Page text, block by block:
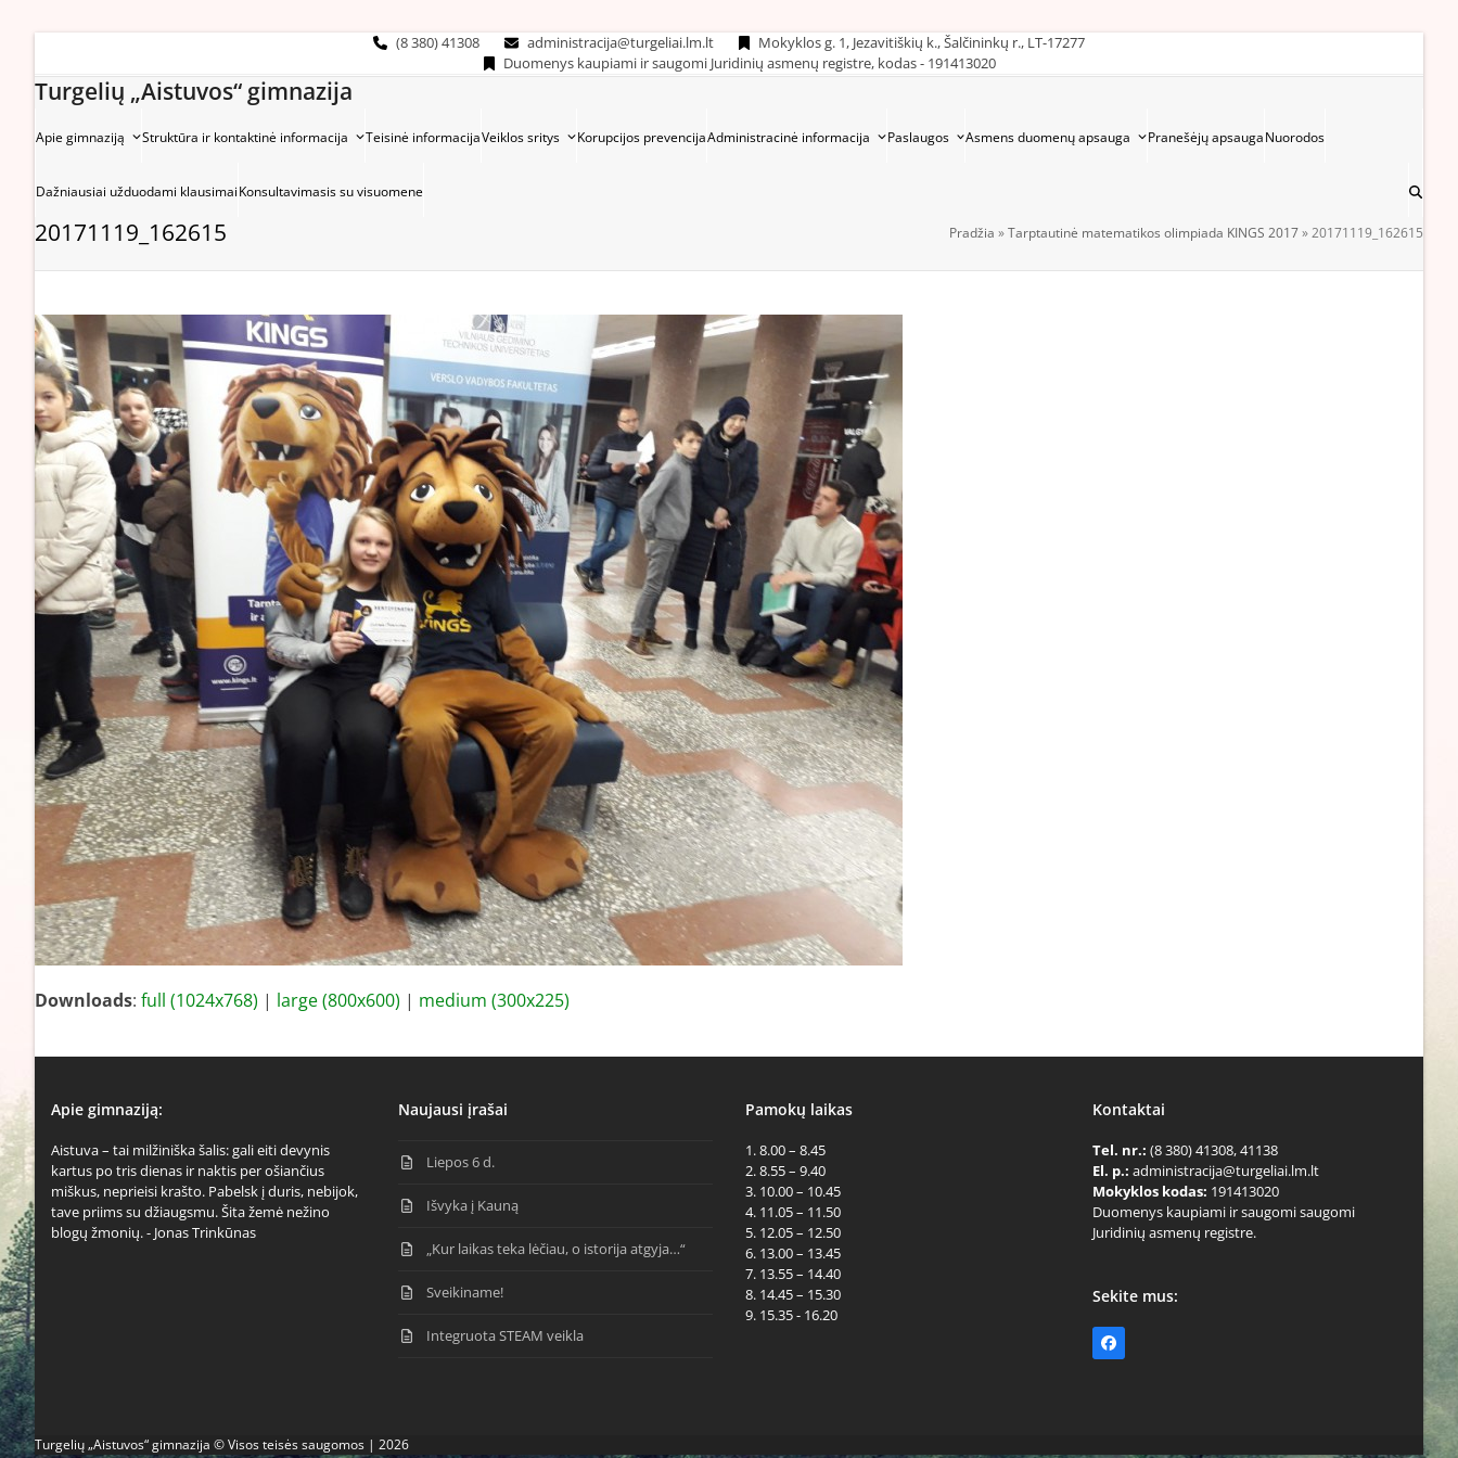
(8 380) 41308 administracija@turgeliai.lm.lt
Mokyklos g. 1, Jezavitiškių k., Šalčininkų r., LT-17277
Duomenys kaupiami ir saugomi Juridinių asmenų registre, kodas - 191413020
Turgelių „Aistuvos“ gimnazija
Apie gimnaziją Struktūra ir kontaktinė informacija Teisinė informacijaVeiklos sritys Korupcijos prevencijaAdministracinė informacija Paslaugos Asmens duomenų apsauga Pranešėjų apsaugaNuorodos
Dažniausiai užduodami klausimaiKonsultavimasis su visuomene
20171119_162615 Pradžia »Tarptautinė matematikos olimpiada KINGS 2017»20171119_162615
Downloads: full (1024x768) | large (800x600) | medium (300x225)
Apie gimnaziją:
Aistuva – tai milžiniška šalis: gali eiti devynis
kartus po tris dienas ir naktis per ošiančius
miškus, neprieisi krašto. Pabelsk į duris, nebijok,
tave priims su džiaugsmu. Šita žemė nežino
blogų žmonių. - Jonas Trinkūnas
Naujausi įrašai
Liepos 6 d.
Išvyka į Kauną
„Kur laikas teka lėčiau, o istorija atgyja…“
Sveikiname!
Integruota STEAM veikla
Pamokų laikas
1. 8.00 – 8.45
2. 8.55 – 9.40
3. 10.00 – 10.45
4. 11.05 – 11.50
5. 12.05 – 12.50
6. 13.00 – 13.45
7. 13.55 – 14.40
8. 14.45 – 15.30
9. 15.35 - 16.20
Kontaktai
Tel. nr.: (8 380) 41308, 41138
El. p.: administracija@turgeliai.lm.lt
Mokyklos kodas: 191413020
Duomenys kaupiami ir saugomi saugomi
Juridinių asmenų registre.
Sekite mus:
Facebook
Turgelių „Aistuvos“ gimnazija © Visos teisės saugomos | 2026